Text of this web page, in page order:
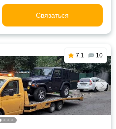
Связаться
7.1 10